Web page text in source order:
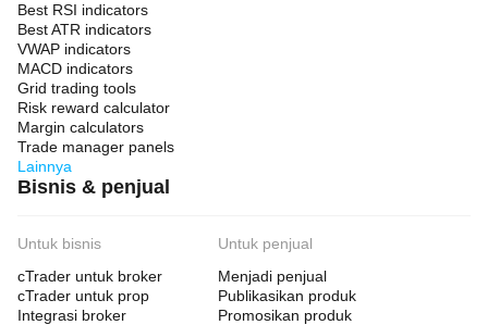
Best RSI indicators
Best ATR indicators
VWAP indicators
MACD indicators
Grid trading tools
Risk reward calculator
Margin calculators
Trade manager panels
Lainnya
Bisnis & penjual
Untuk bisnis
cTrader untuk broker
cTrader untuk prop
Integrasi broker
Untuk penjual
Menjadi penjual
Publikasikan produk
Promosikan produk